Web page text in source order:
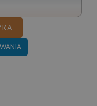
TOSCANIA MAX